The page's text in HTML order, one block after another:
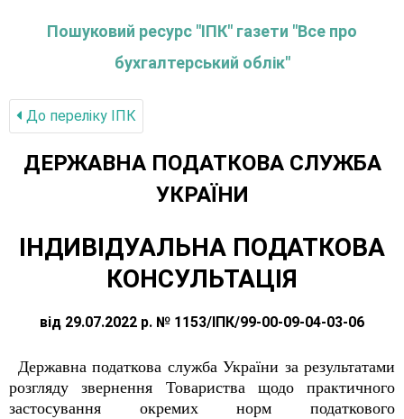
Пошуковий ресурс "ІПК" газети "Все про
бухгалтерський облік"
До переліку IПК
ДЕРЖАВНА ПОДАТКОВА СЛУЖБА
УКРАЇНИ
ІНДИВІДУАЛЬНА ПОДАТКОВА
КОНСУЛЬТАЦІЯ
від 29.07.2022 р. № 1153/ІПК/99-00-09-04-03-06
Державна податкова служба України за результатами
розгляду звернення Товариства щодо практичного
застосування окремих норм податкового